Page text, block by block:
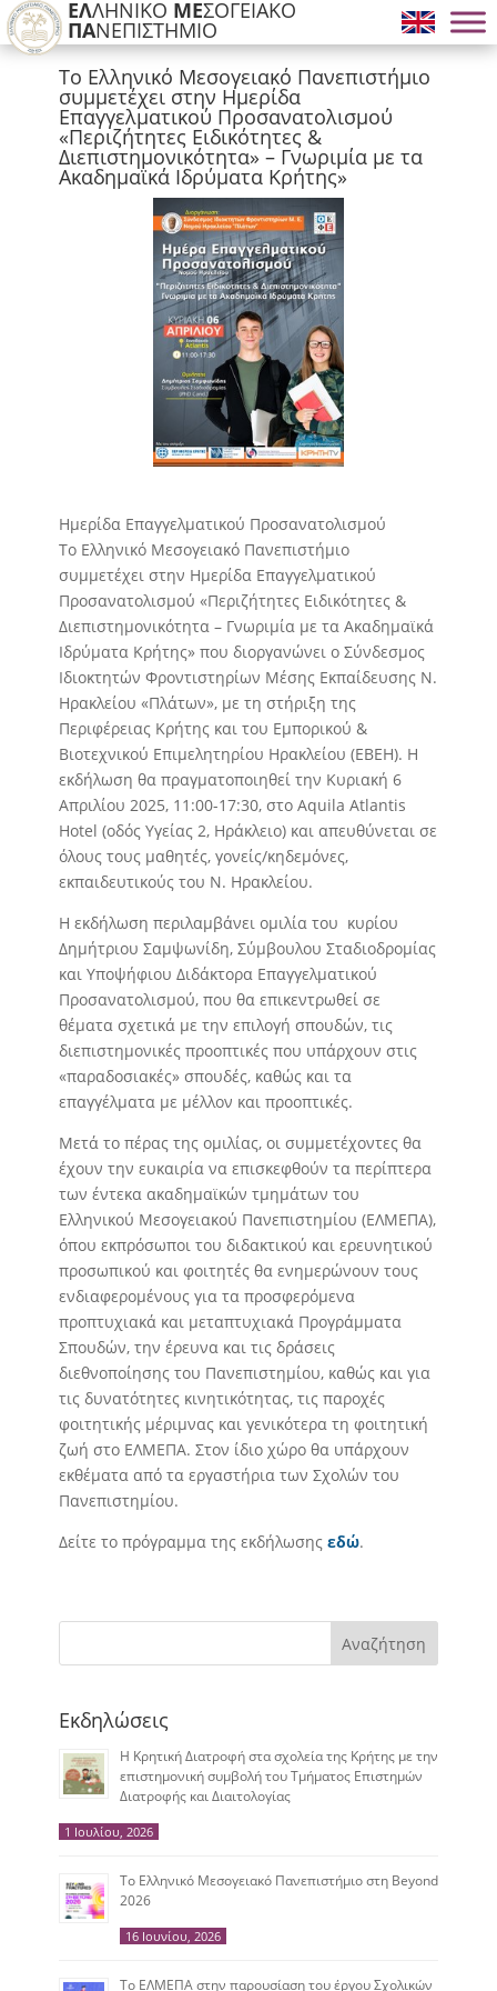
ΕΛΛΗΝΙΚΟ ΜΕΣΟΓΕΙΑΚΟ
ΠΑΝΕΠΙΣΤΗΜΙΟ
Το Ελληνικό Μεσογειακό Πανεπιστήμιο
συμμετέχει στην Ημερίδα
Επαγγελματικού Προσανατολισμού
«Περιζήτητες Ειδικότητες &
Διεπιστημονικότητα» – Γνωριμία με τα
Ακαδημαϊκά Ιδρύματα Κρήτης»
Ημερίδα Επαγγελματικού Προσανατολισμού
Το Ελληνικό Μεσογειακό Πανεπιστήμιο
συμμετέχει στην Ημερίδα Επαγγελματικού
Προσανατολισμού «Περιζήτητες Ειδικότητες &
Διεπιστημονικότητα – Γνωριμία με τα Ακαδημαϊκά
Ιδρύματα Κρήτης» που διοργανώνει ο Σύνδεσμος
Ιδιοκτητών Φροντιστηρίων Μέσης Εκπαίδευσης Ν.
Ηρακλείου «Πλάτων», με τη στήριξη της
Περιφέρειας Κρήτης και του Εμπορικού &
Βιοτεχνικού Επιμελητηρίου Ηρακλείου (ΕΒΕΗ). Η
εκδήλωση θα πραγματοποιηθεί την Κυριακή 6
Απριλίου 2025, 11:00-17:30, στο Aquila Atlantis
Hotel (οδός Υγείας 2, Ηράκλειο) και απευθύνεται σε
όλους τους μαθητές, γονείς/κηδεμόνες,
εκπαιδευτικούς του Ν. Ηρακλείου.
Η εκδήλωση περιλαμβάνει ομιλία του κυρίου
Δημήτριου Σαμψωνίδη, Σύμβουλου Σταδιοδρομίας
και Υποψήφιου Διδάκτορα Επαγγελματικού
Προσανατολισμού, που θα επικεντρωθεί σε
θέματα σχετικά με την επιλογή σπουδών, τις
διεπιστημονικές προοπτικές που υπάρχουν στις
«παραδοσιακές» σπουδές, καθώς και τα
επαγγέλματα με μέλλον και προοπτικές.
Μετά το πέρας της ομιλίας, οι συμμετέχοντες θα
έχουν την ευκαιρία να επισκεφθούν τα περίπτερα
των έντεκα ακαδημαϊκών τμημάτων του
Ελληνικού Μεσογειακού Πανεπιστημίου (ΕΛΜΕΠΑ),
όπου εκπρόσωποι του διδακτικού και ερευνητικού
προσωπικού και φοιτητές θα ενημερώνουν τους
ενδιαφερομένους για τα προσφερόμενα
προπτυχιακά και μεταπτυχιακά Προγράμματα
Σπουδών, την έρευνα και τις δράσεις
διεθνοποίησης του Πανεπιστημίου, καθώς και για
τις δυνατότητες κινητικότητας, τις παροχές
φοιτητικής μέριμνας και γενικότερα τη φοιτητική
ζωή στο ΕΛΜΕΠΑ. Στον ίδιο χώρο θα υπάρχουν
εκθέματα από τα εργαστήρια των Σχολών του
Πανεπιστημίου.
Δείτε το πρόγραμμα της εκδήλωσης εδώ.
Αναζήτηση
Εκδηλώσεις
Η Κρητική Διατροφή στα σχολεία της Κρήτης με την
επιστημονική συμβολή του Τμήματος Επιστημών
Διατροφής και Διαιτολογίας
1 Ιουλίου, 2026
Το Ελληνικό Μεσογειακό Πανεπιστήμιο στη Beyond
2026
16 Ιουνίου, 2026
Το ΕΛΜΕΠΑ στην παρουσίαση του έργου Σχολικών